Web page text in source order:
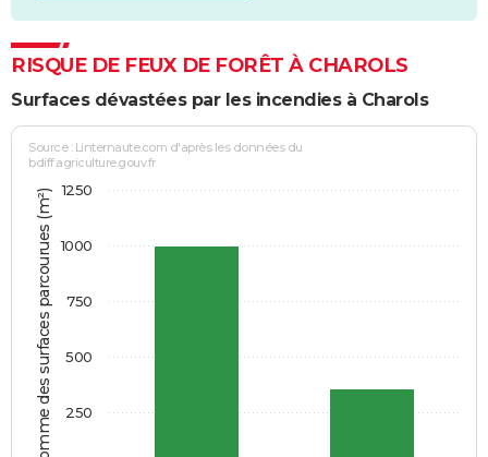
RISQUE DE FEUX DE FORÊT À CHAROLS
Surfaces dévastées par les incendies à Charols
Somme des surfaces parcourues (m²)
Source : Linternaute.com d'après les données du
bdiff.agriculture.gouv.fr
250
500
750
1000
1250